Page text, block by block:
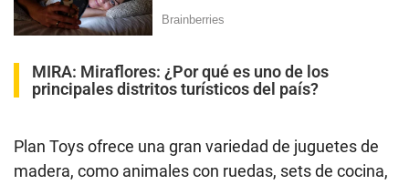
MIRA: Miraflores: ¿Por qué es uno de los
principales distritos turísticos del país?
Plan Toys ofrece una gran variedad de juguetes de
madera, como animales con ruedas, sets de cocina,